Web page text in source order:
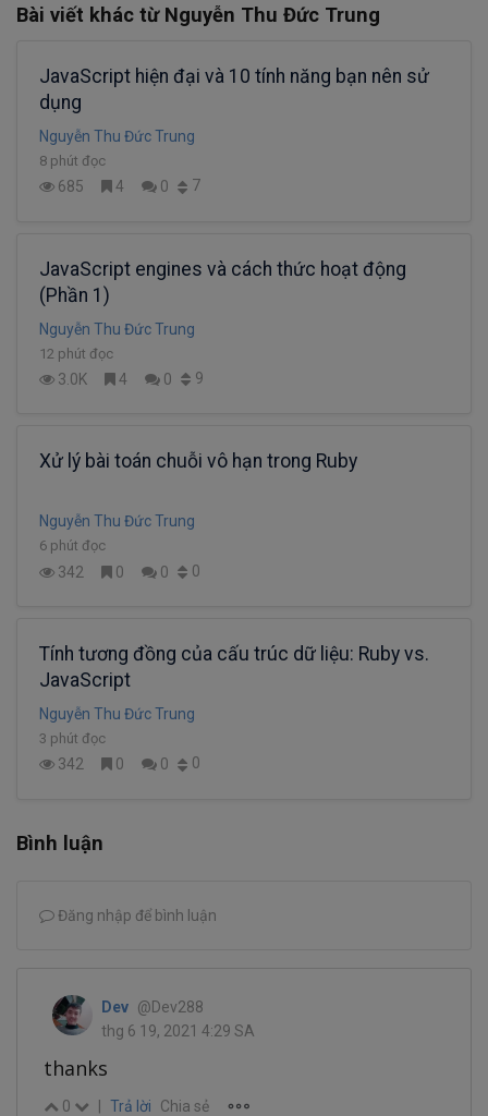
Bài viết khác từ Nguyễn Thu Đức Trung
JavaScript hiện đại và 10 tính năng bạn nên sử
dụng
Nguyễn Thu Đức Trung
8 phút đọc
685 4 0 7
JavaScript engines và cách thức hoạt động
(Phần 1)
Nguyễn Thu Đức Trung
12 phút đọc
3.0K 4 0 9
Xử lý bài toán chuỗi vô hạn trong Ruby
Nguyễn Thu Đức Trung
6 phút đọc
342 0 0 0
Tính tương đồng của cấu trúc dữ liệu: Ruby vs.
JavaScript
Nguyễn Thu Đức Trung
3 phút đọc
342 0 0 0
Bình luận
Đăng nhập để bình luận
Dev @Dev288
thg 6 19, 2021 4:29 SA
thanks
0 Trả lời Chia sẻ